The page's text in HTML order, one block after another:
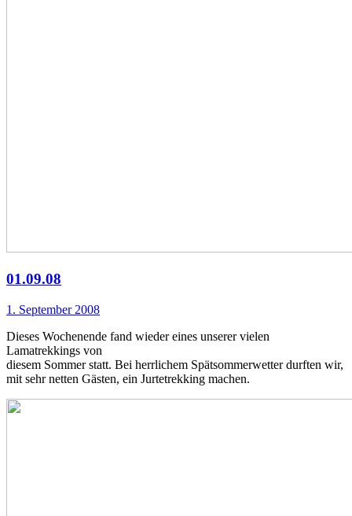
01.09.08
1. September 2008
Dieses Wochenende fand wieder eines unserer vielen
Lamatrekkings von
diesem Sommer statt. Bei herrlichem Spätsommerwetter durften wir,
mit sehr netten Gästen, ein Jurtetrekking machen.